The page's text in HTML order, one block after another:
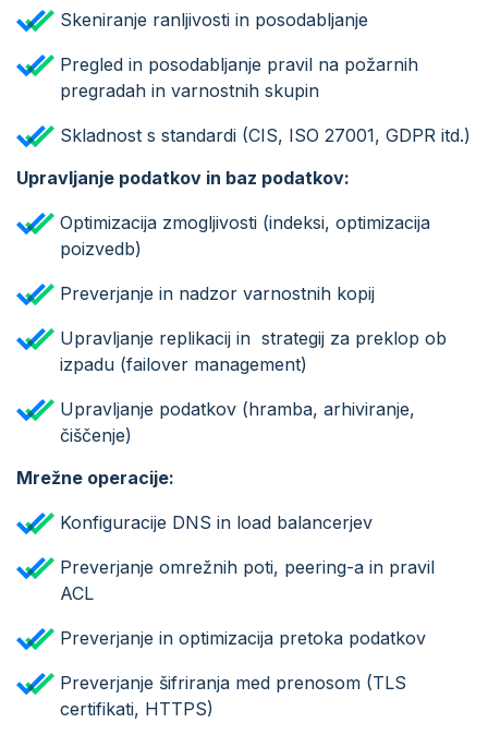
Skeniranje ranljivosti in posodabljanje
Pregled in posodabljanje pravil na požarnih
pregradah in varnostnih skupin
Skladnost s standardi (CIS, ISO 27001, GDPR itd.)
Upravljanje podatkov in baz podatkov:
Optimizacija zmogljivosti (indeksi, optimizacija
poizvedb)
Preverjanje in nadzor varnostnih kopij
Upravljanje replikacij in strategij za preklop ob
izpadu (failover management)
Upravljanje podatkov (hramba, arhiviranje,
čiščenje)
Mrežne operacije:
Konfiguracije DNS in load balancerjev
Preverjanje omrežnih poti, peering-a in pravil
ACL
Preverjanje in optimizacija pretoka podatkov
Preverjanje šifriranja med prenosom (TLS
certifikati, HTTPS)